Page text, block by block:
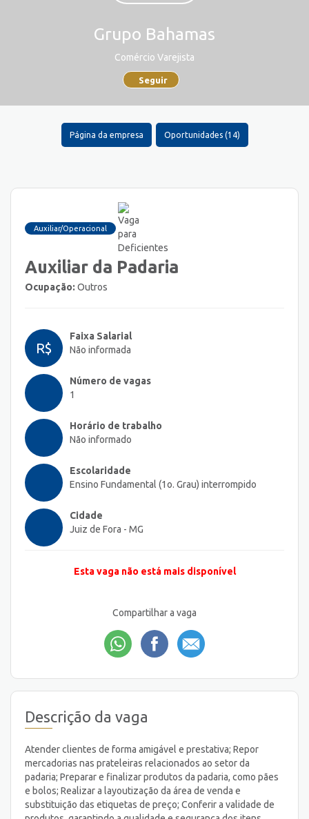
Grupo Bahamas
Comércio Varejista
Seguir
Página da empresa Oportunidades (14)
Auxiliar/Operacional
Auxiliar da Padaria
Ocupação: Outros
R$
Faixa Salarial
Não informada
Número de vagas
1
Horário de trabalho
Não informado
Escolaridade
Ensino Fundamental (1o. Grau) interrompido
Cidade
Juiz de Fora - MG
Esta vaga não está mais disponível
Compartilhar a vaga
Descrição da vaga
Atender clientes de forma amigável e prestativa; Repor
mercadorias nas prateleiras relacionados ao setor da
padaria; Preparar e finalizar produtos da padaria, como pães
e bolos; Realizar a layoutização da área de venda e
substituição das etiquetas de preço; Conferir a validade de